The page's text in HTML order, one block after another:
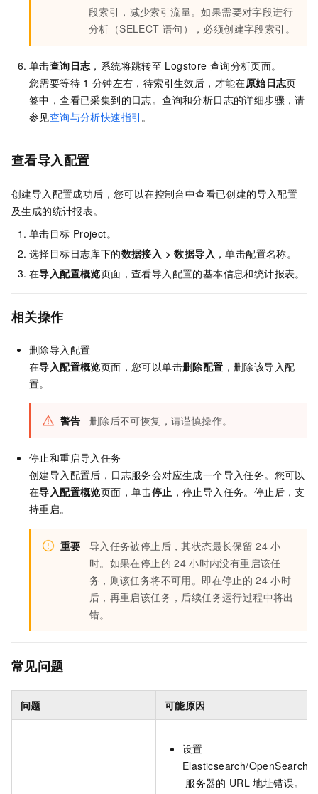
段索引，减少索引流量。如果需要对字段进行
分析（SELECT 语句），必须创建字段索引。
单击查询日志，系统将跳转至 Logstore 查询分析页面。
您需要等待 1 分钟左右，待索引生效后，才能在原始日志页
签中，查看已采集到的日志。查询和分析日志的详细步骤，请
参见查询与分析快速指引 。
查看导入配置
创建导入配置成功后，您可以在控制台中查看已创建的导入配置
及生成的统计报表。
单击目标 Project。
选择目标日志库下的数据接入 >数据导入 ，单击配置名称。
在导入配置概览页面，查看导入配置的基本信息和统计报表。
相关操作
删除导入配置
在导入配置概览页面，您可以单击删除配置 ，删除该导入配
置。
警告 删除后不可恢复，请谨慎操作。
停止和重启导入任务
创建导入配置后，日志服务会对应生成一个导入任务。您可以
在导入配置概览页面，单击停止 ，停止导入任务。停止后，支
持重启。
重要 导入任务被停止后，其状态最长保留 24 小
时。如果在停止的 24 小时内没有重启该任
务，则该任务将不可用。即在停止的 24 小时
后，再重启该任务，后续任务运行过程中将出
错。
常见问题
问题 可能原因
设置
Elasticsearch/OpenSearch
服务器的 URL 地址错误。